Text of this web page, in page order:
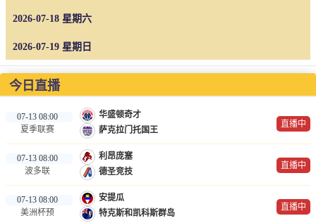
中超
篮球直播
NBA
录像
足球录像
篮球录像
新闻
2026-07-18 星期六
2026-07-19 星期日
今日直播
07-13 08:00
夏季联赛
华盛顿奇才
萨克拉门托国王
直播中
07-13 08:00
波多联
利昂庞塞
德圣竞技
直播中
07-13 08:00
美洲杯预
安提瓜
特克斯和凯科斯群岛
直播中